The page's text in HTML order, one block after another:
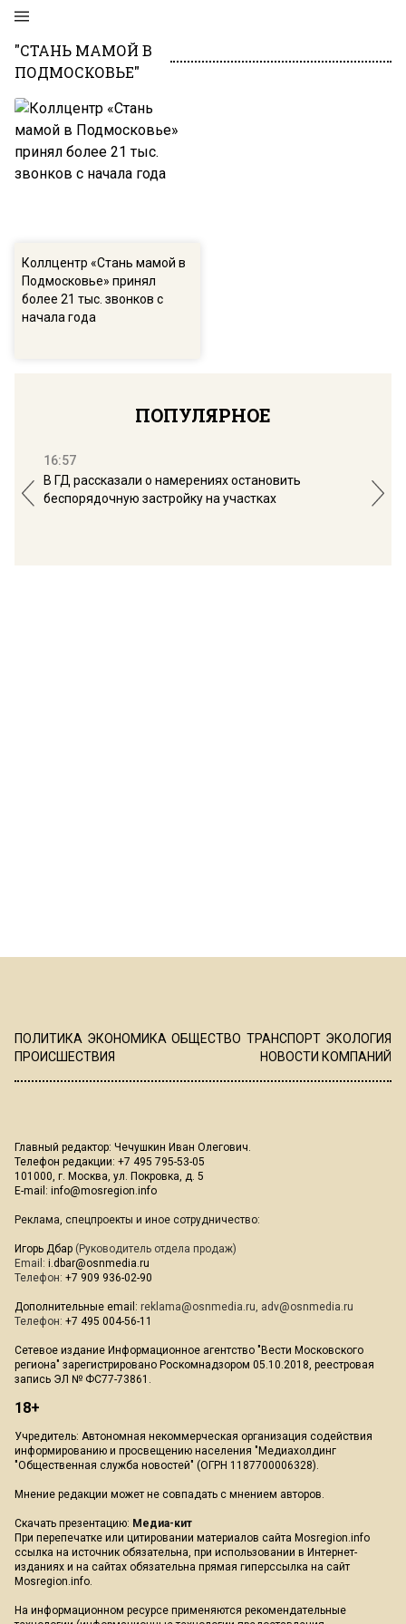
"СТАНЬ МАМОЙ В
ПОДМОСКОВЬЕ"
Коллцентр «Стань мамой в
Подмосковье» принял
более 21 тыс. звонков с
начала года
ПОПУЛЯРНОЕ
16:57
В ГД рассказали о намерениях остановить
беспорядочную застройку на участках
ПОЛИТИКА ЭКОНОМИКА ОБЩЕСТВО ТРАНСПОРТ ЭКОЛОГИЯ
ПРОИСШЕСТВИЯ
НОВОСТИ КОМПАНИЙ
Главный редактор: Чечушкин Иван Олегович.
Телефон редакции: +7 495 795-53-05
101000, г. Москва, ул. Покровка, д. 5
E-mail: info@mosregion.info
Реклама, спецпроекты и иное сотрудничество:
Игорь Дбар (Руководитель отдела продаж)
Email: i.dbar@osnmedia.ru
Телефон: +7 909 936-02-90
Дополнительные email: reklama@osnmedia.ru, adv@osnmedia.ru
Телефон: +7 495 004-56-11
Сетевое издание Информационное агентство "Вести Московского
региона" зарегистрировано Роскомнадзором 05.10.2018, реестровая
запись ЭЛ № ФС77-73861.
18+
Учредитель: Автономная некоммерческая организация содействия
информированию и просвещению населения "Медиахолдинг
"Общественная служба новостей" (ОГРН 1187700006328).
Мнение редакции может не совпадать с мнением авторов.
Скачать презентацию: Медиа-кит
При перепечатке или цитировании материалов сайта Mosregion.info
ссылка на источник обязательна, при использовании в Интернет-
изданиях и на сайтах обязательна прямая гиперссылка на сайт
Mosregion.info.
На информационном ресурсе применяются рекомендательные